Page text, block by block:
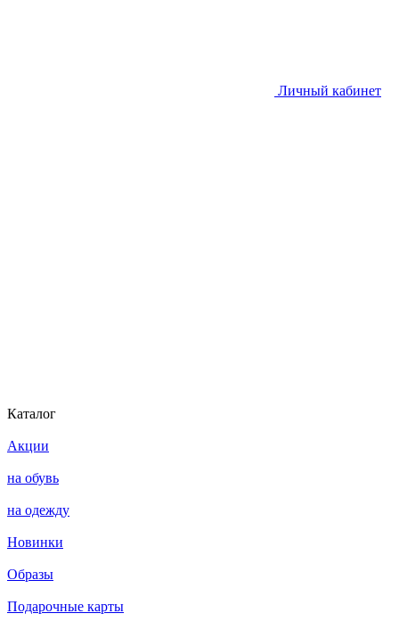
Личный кабинет
Каталог
Акции
на обувь
на одежду
Новинки
Образы
Подарочные карты